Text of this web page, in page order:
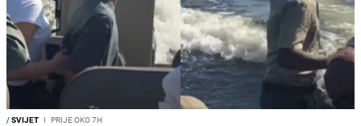
/SVIJET I PRIJE OKO 7H